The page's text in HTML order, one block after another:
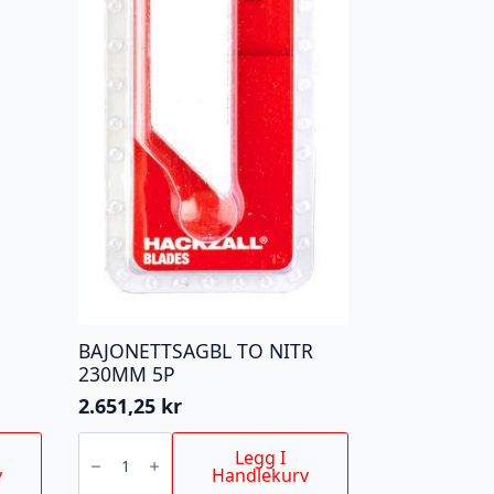
BAJONETTSAGBL TO NITR
230MM 5P
2.651,25 kr
BAJONETTSAGBL
NITR Legg I
Handlekurv